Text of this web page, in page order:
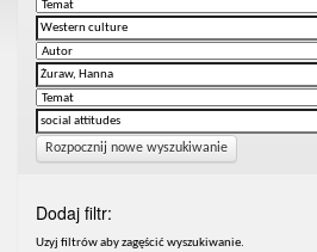
Rozpocznij nowe wyszukiwanie
Dodaj filtr:
Uzyj filtrów aby zagęścić wyszukiwanie.